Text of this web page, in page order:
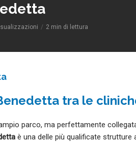
2 min di lettura
tra le
parco, ma perfettamente
è una delle più qualificate